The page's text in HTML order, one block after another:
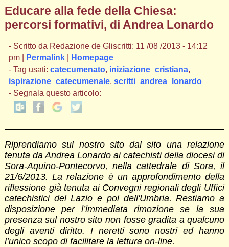
Educare alla fede della Chiesa:
percorsi formativi, di Andrea Lonardo
- Scritto da Redazione de Gliscritti: 11 /08 /2013 - 14:12
pm |
Permalink|
Homepage
- Tag usati: catecumenato, iniziazione_cristiana,
ispirazione_catecumenale, scritti_andrea_lonardo
- Segnala questo articolo:
Riprendiamo sul nostro sito dal sito una relazione
tenuta da Andrea Lonardo ai catechisti della diocesi di
Sora-Aquino-Pontecorvo, nella cattedrale di Sora, il
21/6/2013. La relazione è un approfondimento della
riflessione già tenuta ai Convegni regionali degli Uffici
catechistici del Lazio e poi dell'Umbria. Restiamo a
disposizione per l’immediata rimozione se la sua
presenza sul nostro sito non fosse gradita a qualcuno
degli aventi diritto. I neretti sono nostri ed hanno
l’unico scopo di facilitare la lettura on-line.